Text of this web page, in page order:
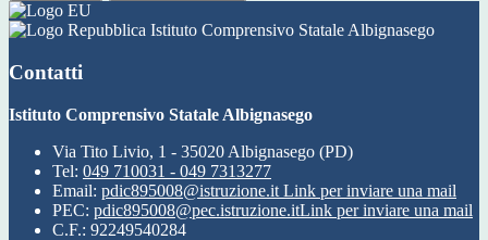
Istituto Comprensivo Statale Albignasego
Contatti
Istituto Comprensivo Statale Albignasego
Via Tito Livio, 1 - 35020 Albignasego (PD)
Tel: 049 710031 - 049 7313277
Email: pdic895008@istruzione.it Link per inviare una mail
PEC: pdic895008@pec.istruzione.itLink per inviare una mail
C.F.: 92249540284